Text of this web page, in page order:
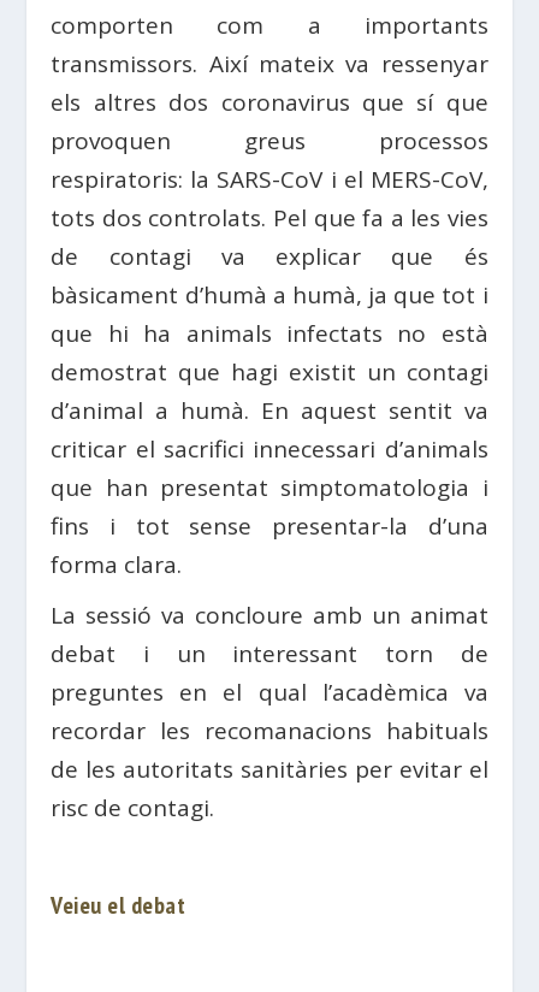
comporten com a importants
transmissors. Així mateix va ressenyar
els altres dos coronavirus que sí que
provoquen greus processos
respiratoris: la SARS-CoV i el MERS-CoV,
tots dos controlats. Pel que fa a les vies
de contagi va explicar que és
bàsicament d’humà a humà, ja que tot i
que hi ha animals infectats no està
demostrat que hagi existit un contagi
d’animal a humà. En aquest sentit va
criticar el sacrifici innecessari d’animals
que han presentat simptomatologia i
fins i tot sense presentar-la d’una
forma clara.
La sessió va concloure amb un animat
debat i un interessant torn de
preguntes en el qual l’acadèmica va
recordar les recomanacions habituals
de les autoritats sanitàries per evitar el
risc de contagi.
Veieu el debat